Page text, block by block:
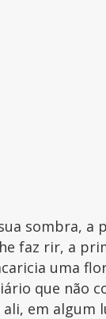
sombra, a
faz rir, a
uma
que não
em algum